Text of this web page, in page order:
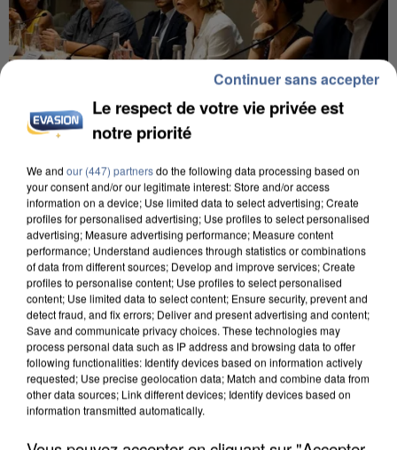
INCENDIES : L’ÎLE-DE-FRANCE LANCE UN ÉLAN
DE SOLIDARITÉ AVEC LES...
Le respect de votre vie privée est
notre priorité
We and our (447) partnersdo the following data processing based on
your consent and/or our legitimate interest: Store and/or access
information on a device; Use limited data to select advertising; Create
profiles for personalised advertising; Use profiles to select personalised
advertising; Measure advertising performance; Measure content
performance; Understand audiences through statistics or combinations
of data from different sources; Develop and improve services; Create
profiles to personalise content; Use profiles to select personalised
content; Use limited data to select content; Ensure security, prevent and
detect fraud, and fix errors; Deliver and present advertising and content;
Save and communicate privacy choices. These technologies may
process personal data such as IP address and browsing data to offer
following functionalities: Identify devices based on information actively
requested; Use precise geolocation data; Match and combine data from
other data sources; Link different devices; Identify devices based on
information transmitted automatically.
Continuer sans accepter